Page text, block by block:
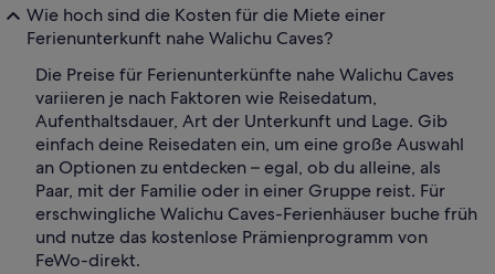
Wie hoch sind die Kosten für die Miete einer
Ferienunterkunft nahe Walichu Caves?
Die Preise für Ferienunterkünfte nahe Walichu Caves
variieren je nach Faktoren wie Reisedatum,
Aufenthaltsdauer, Art der Unterkunft und Lage. Gib
einfach deine Reisedaten ein, um eine große Auswahl
an Optionen zu entdecken – egal, ob du alleine, als
Paar, mit der Familie oder in einer Gruppe reist. Für
erschwingliche Walichu Caves-Ferienhäuser buche früh
und nutze das kostenlose Prämienprogramm von
FeWo-direkt.